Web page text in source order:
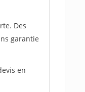
Des
garantie
en